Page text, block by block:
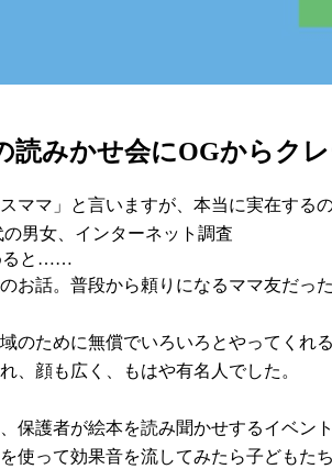
読みかせ会にOGから
ママ」と言いますが、本当に実在す
男女、インターネット調査
ると……
お話。普段から頼りになるママ友だった
のために無償でいろいろとやってく
、顔も広く、もはや有名人でした。
保護者が絵本を読み聞かせするイベ
使って効果音を流してみたら子どもた